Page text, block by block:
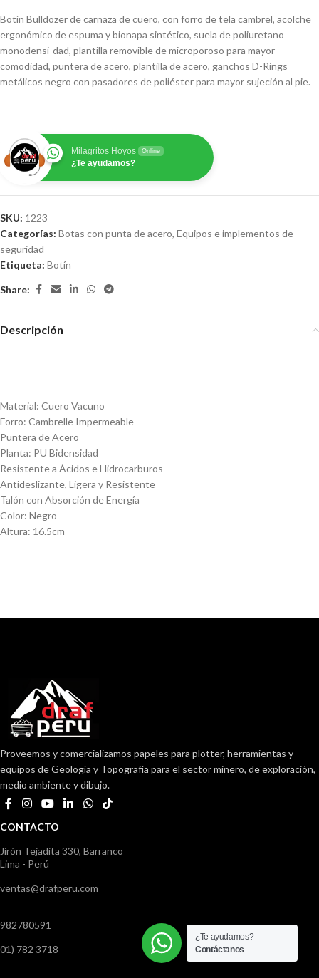
Botín Bulldozer de carnaza de cuero, con forro de tela cambrel, acolche
ergonómico de espuma y bionapa sintético, suela de poliuretano
monodensi-dad, plantilla removible de microporoso para mayor
comodidad, puntera de acero, plantilla de acero, ganchos D-Rings
metálicos negro con pasadores de poliéster para mayor sujeción al pie.
Milagritos Hoyos Online
¿Te ayudamos?
SKU: 1223
Categorías: Botas con punta de acero, Equipos e implementos de
seguridad
Etiqueta: Botín
Share:
Descripción
Material: Cuero Vacuno
Forro: Cambrelle Impermeable
Puntera de Acero
Planta: PU Bidensidad
Resistente a Ácidos e Hidrocarburos
Antideslizante, Ligera y Resistente
Talón con Absorción de Energía
Color: Negro
Altura: 16.5cm
Proveemos y comercializamos papeles para plotter, herramientas y
equipos de Geología y Topografía para el sector minero, de exploración,
medio ambiente y dibujo.
CONTACTO
Jirón Tejadita 330, Barranco
Lima - Perú
ventas@drafperu.com
982780591
01) 782 3718
¿Te ayudamos?
Contáctanos